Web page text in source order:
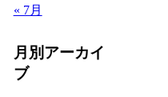
« 7月
月別アーカイ
ブ